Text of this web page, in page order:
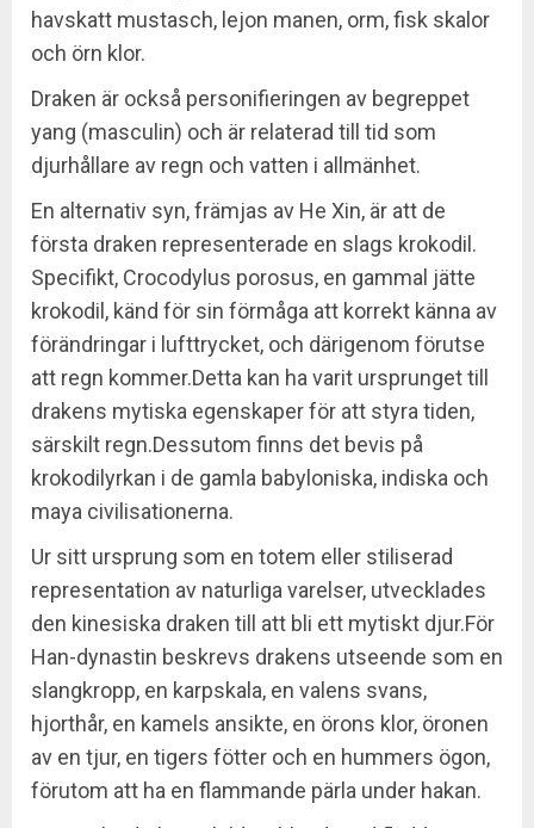
havskatt mustasch, lejon manen, orm, fisk skalor
och örn klor.
Draken är också personifieringen av begreppet
yang (masculin) och är relaterad till tid som
djurhållare av regn och vatten i allmänhet.
En alternativ syn, främjas av He Xin, är att de
första draken representerade en slags krokodil.
Specifikt, Crocodylus porosus, en gammal jätte
krokodil, känd för sin förmåga att korrekt känna av
förändringar i lufttrycket, och därigenom förutse
att regn kommer.Detta kan ha varit ursprunget till
drakens mytiska egenskaper för att styra tiden,
särskilt regn.Dessutom finns det bevis på
krokodilyrkan i de gamla babyloniska, indiska och
maya civilisationerna.
Ur sitt ursprung som en totem eller stiliserad
representation av naturliga varelser, utvecklades
den kinesiska draken till att bli ett mytiskt djur.För
Han-dynastin beskrevs drakens utseende som en
slangkropp, en karpskala, en valens svans,
hjorthår, en kamels ansikte, en örons klor, öronen
av en tjur, en tigers fötter och en hummers ögon,
förutom att ha en flammande pärla under hakan.